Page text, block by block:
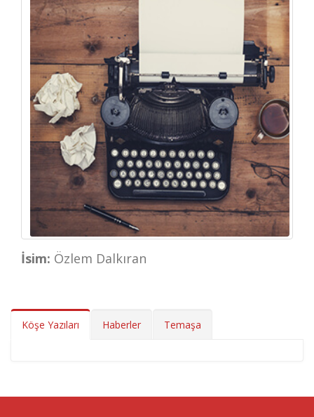
İsim: Özlem Dalkıran
Köşe Yazıları Haberler Temaşa